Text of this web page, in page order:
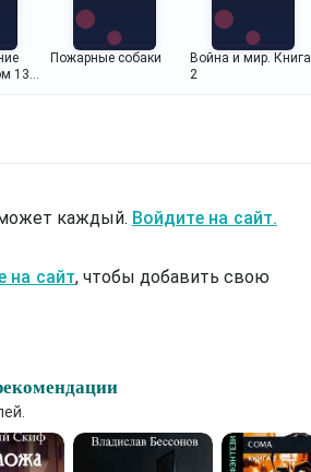
13.
Пожарные собаки
Война и мир. Книга
2
каждый. Войдите на сайт.
на сайт, чтобы добавить свою